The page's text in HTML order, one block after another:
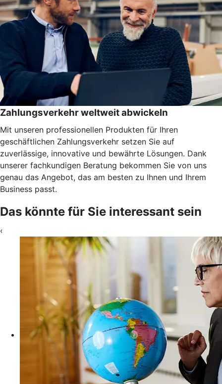
Zahlungsverkehr weltweit abwickeln
Mit unseren professionellen Produkten für Ihren
geschäftlichen Zahlungsverkehr setzen Sie auf
zuverlässige, innovative und bewährte Lösungen. Dank
unserer fachkundigen Beratung bekommen Sie von uns
genau das Angebot, das am besten zu Ihnen und Ihrem
Business passt.
Das könnte für Sie interessant sein
‹